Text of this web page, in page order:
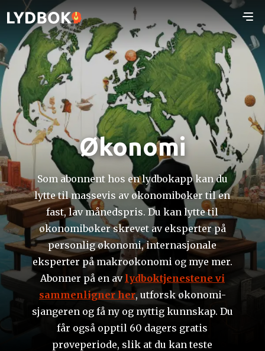
Økonomi
Som abonnent hos en lydbokapp kan du
lytte til massevis av økonomibøker til en
fast, lav månedspris. Du kan lytte til
økonomibøker skrevet av eksperter på
personlig økonomi, internasjonale
eksperter på makroøkonomi og mye mer.
Abonner på en av lydboktjenestene vi
sammenligner her, utforsk økonomi-
sjangeren og få ny og nyttig kunnskap. Du
får også opptil 60 dagers gratis
prøveperiode, slik at du kan teste